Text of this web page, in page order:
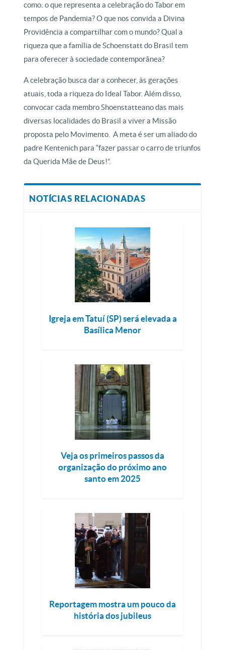
como: o que representa a celebração do Tabor em
tempos de Pandemia? O que nos convida a Divina
Providência a compartilhar com o mundo? Qual a
riqueza que a família de Schoenstatt do Brasil tem
para oferecer à sociedade contemporânea?
A celebração busca dar a conhecer, às gerações
atuais, toda a riqueza do Ideal Tabor. Além disso,
convocar cada membro Shoenstatteano das mais
diversas localidades do Brasil a viver a Missão
proposta pelo Movimento. A meta é ser um aliado do
padre Kentenich para “fazer passar o carro de triunfos
da Querida Mãe de Deus!”.
NOTÍCIAS RELACIONADAS
Igreja em Tatuí (SP) será elevada a
Basílica Menor
Veja os primeiros passos da
organização do próximo ano
santo em 2025
Reportagem mostra um pouco da
história dos jubileus